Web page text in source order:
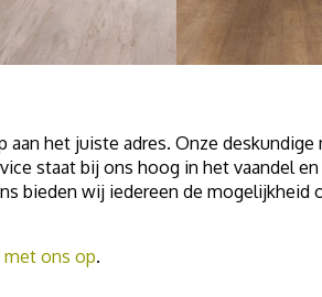
het juiste adres. Onze
staat bij ons hoog in het vaandel
bieden wij iedereen de mogelijkheid
ons op.